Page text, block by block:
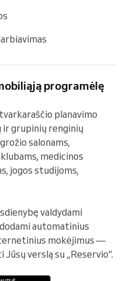
programėlę
planavimo
grupinių renginių
salonams,
medicinos
jogos studijoms,
valdydami
automatinius
mokėjimus —
verslą su „Reservio“.